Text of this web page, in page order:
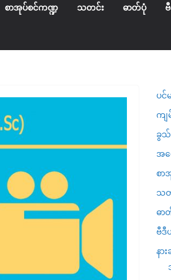
စာအုပ်စင်ကဏ္ဍ သတင်း ဓာတ်ပုံ
ပင်
ကျ
ခွသ်
အမ
စာ
သ
ဓာ
ဗီ
နာ